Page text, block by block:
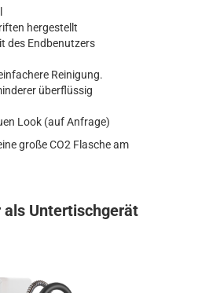
hergestellt
des Endbenutzers
Reinigung.
überflüssig
Look (auf Anfrage)
große CO2 Flasche am
Untertischgerät